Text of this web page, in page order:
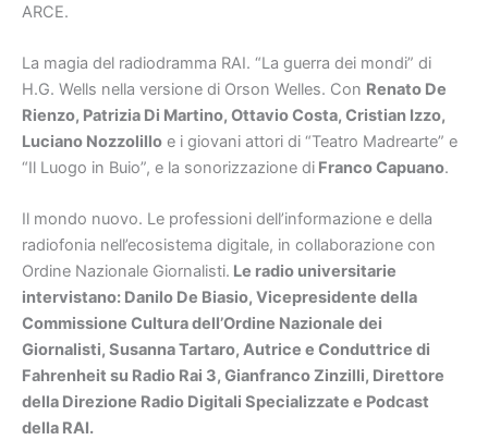
ARCE.
La magia del radiodramma RAI. “La guerra dei mondi” di
H.G. Wells nella versione di Orson Welles. Con Renato De
Rienzo, Patrizia Di Martino, Ottavio Costa, Cristian Izzo,
Luciano Nozzolillo e i giovani attori di “Teatro Madrearte” e
“Il Luogo in Buio”, e la sonorizzazione di Franco Capuano.
Il mondo nuovo. Le professioni dell’informazione e della
radiofonia nell’ecosistema digitale, in collaborazione con
Ordine Nazionale Giornalisti. Le radio universitarie
intervistano: Danilo De Biasio, Vicepresidente della
Commissione Cultura dell’Ordine Nazionale dei
Giornalisti, Susanna Tartaro, Autrice e Conduttrice di
Fahrenheit su Radio Rai 3, Gianfranco Zinzilli, Direttore
della Direzione Radio Digitali Specializzate e Podcast
della RAI.